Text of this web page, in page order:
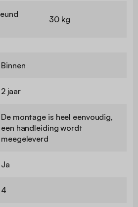
30 kg
Binnen
2 jaar
De montage is heel eenvoudig,
een handleiding wordt
meegeleverd
Ja
4